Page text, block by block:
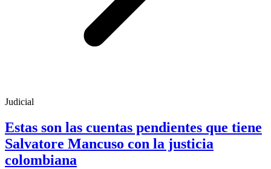
Judicial
Estas son las cuentas pendientes que tiene
Salvatore Mancuso con la justicia
colombiana